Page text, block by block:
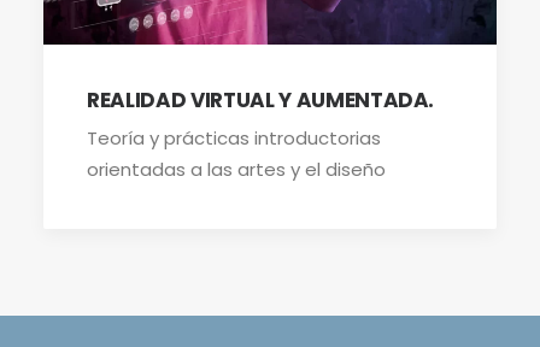
REALIDAD VIRTUAL Y AUMENTADA.
Teoría y prácticas introductorias
orientadas a las artes y el diseño